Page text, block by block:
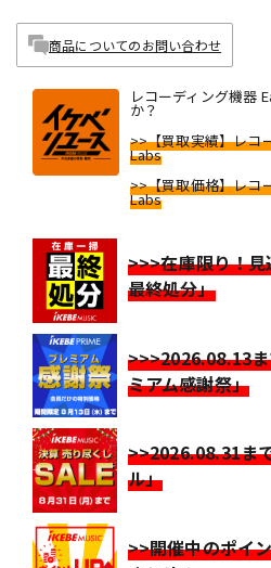
商品についてのお問い合わせ
レコーディング機器
か？
>>【買取実績】レコ
Labs
>>【買取価格】レコ
Labs
>>>在庫限り！
最終処分」
>>>2026.08.13
ミアム感謝祭」
>>2026.08.31ま
ル」
>>開催中のポイ